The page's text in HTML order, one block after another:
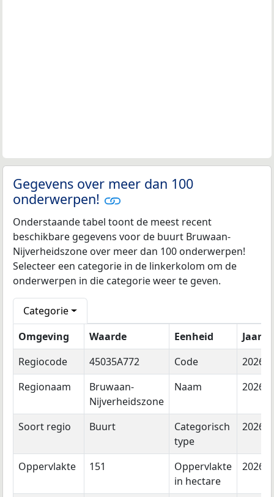
Gegevens over meer dan 100
onderwerpen!
Onderstaande tabel toont de meest recent
beschikbare gegevens voor de buurt Bruwaan-
Nijverheidszone over meer dan 100 onderwerpen!
Selecteer een categorie in de linkerkolom om de
onderwerpen in die categorie weer te geven.
Categorie
Omgeving
Waarde Eenheid
Jaar
Regiocode
45035A772 Code
2026
Regionaam
Bruwaan-
Nijverheidszone
Naam 2026
Soort regio Buurt
Categorisch
type
2026
Oppervlakte 151
Oppervlakte
in hectare
2026